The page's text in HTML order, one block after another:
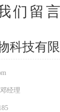
们留言
科技有
经理